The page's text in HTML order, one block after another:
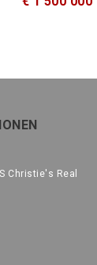
Christie's Real